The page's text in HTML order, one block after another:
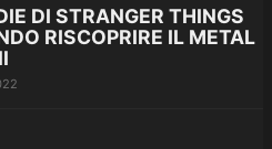
DI STRANGER THINGS
RISCOPRIRE IL METAL